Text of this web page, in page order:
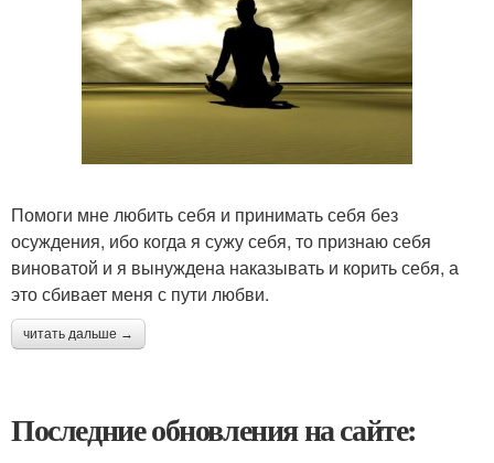
Помоги мне любить себя и принимать себя без
осуждения, ибо когда я сужу себя, то признаю себя
виноватой и я вынуждена наказывать и корить себя, а
это сбивает меня с пути любви.
читать дальше →
Последние обновления на сайте: